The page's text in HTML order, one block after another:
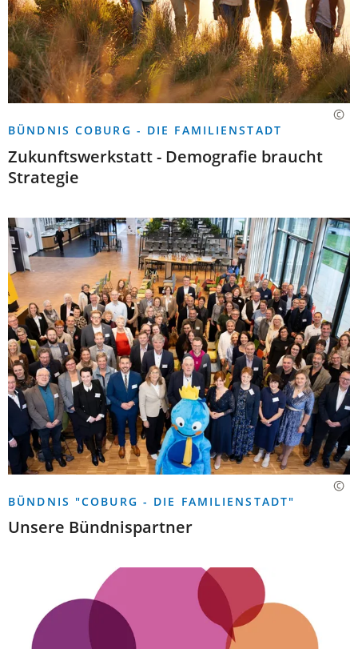
BÜNDNIS COBURG - DIE FAMILIENSTADT
Zukunftswerkstatt - Demografie braucht
Strategie
BÜNDNIS "COBURG - DIE FAMILIENSTADT"
Unsere Bündnispartner